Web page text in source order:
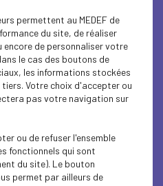
13
avr.
2026
du
permettent au MEDEF de
du site, de réaliser
de personnaliser votre
le cas des boutons de
les informations stockées
Votre choix d'accepter ou
pas votre navigation sur
ou de refuser l'ensemble
fonctionnels qui sont
du site). Le bouton
permet par ailleurs de